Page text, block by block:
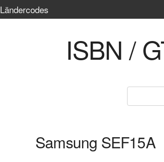
Ländercodes
ISBN /
Samsung SEF15A